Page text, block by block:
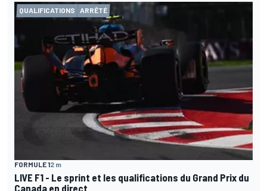
QUALIFICATIONS ARRÊTÉ
FORMULE 12 m
LIVE F1 - Le sprint et les qualifications du Grand Prix du
Canada en direct